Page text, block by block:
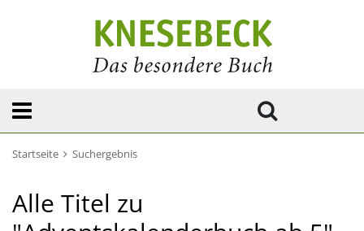
Startseite Suchergebnis
Alle Titel zu